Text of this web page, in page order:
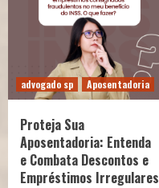
advogado sp Aposentadoria
Proteja Sua
Aposentadoria: Entenda
e Combata Descontos e
Empréstimos Irregulares